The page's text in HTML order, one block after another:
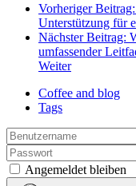
Vorheriger
Unterstützung für
Nächster Beitrag:
umfassender
Weiter
Coffee and blog
Tags
Angemeldet bleiben